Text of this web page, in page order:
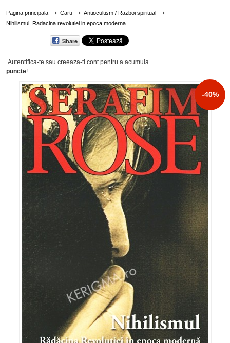
Pagina principala Carti
Antiocultism / Razboi spiritual
Nihilismul. Radacina revolutiei in epoca moderna
Share
Autentifica-te sau creeaza-ti contpentru a acumula
puncte!
-40%